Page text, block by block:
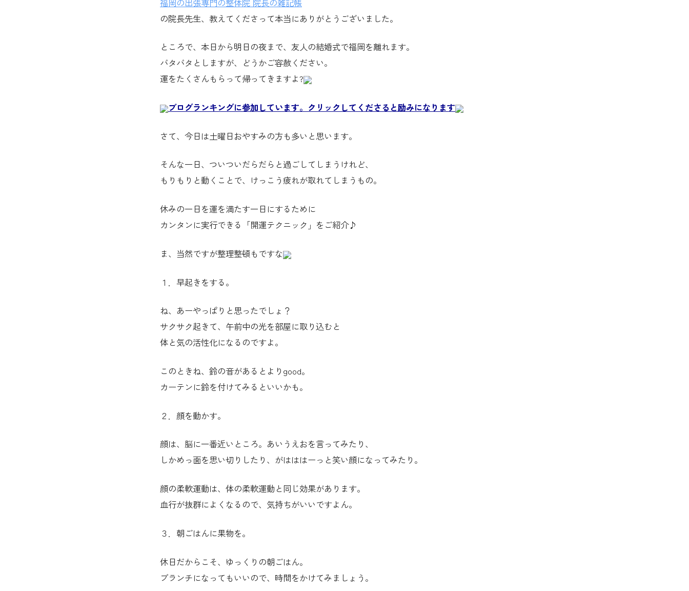
の院長先生、教えてくださって本当にありがとうございました。
ところで、本日から明日の夜まで、友人の結婚式で福岡を離れます。
バタバタとしますが、どうかご容赦ください。
運をたくさんもらって帰ってきますよ?
ブログランキングに参加しています。クリックしてくださると励みになります
さて、今日は土曜日おやすみの方も多いと思います。
そんな一日、ついついだらだらと過ごしてしまうけれど、
もりもりと動くことで、けっこう疲れが取れてしまうもの。
休みの一日を運を満たす一日にするために
カンタンに実行できる「開運テクニック」をご紹介♪
ま、当然ですが整理整頓もですな
１．早起きをする。
ね、あーやっぱりと思ったでしょ？
サクサク起きて、午前中の光を部屋に取り込むと
体と気の活性化になるのですよ。
このときね、鈴の音があるとよりgood。
カーテンに鈴を付けてみるといいかも。
２．顔を動かす。
顔は、脳に一番近いところ。あいうえおを言ってみたり、
しかめっ面を思い切りしたり、がはははーっと笑い顔になってみたり。
顔の柔軟運動は、体の柔軟運動と同じ効果があります。
血行が抜群によくなるので、気持ちがいいですよん。
３．朝ごはんに果物を。
休日だからこそ、ゆっくりの朝ごはん。
ブランチになってもいいので、時間をかけてみましょう。